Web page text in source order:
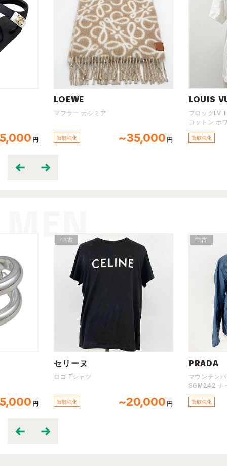
LOUIS VUITTON
フロックLV Tシャツ
買取強化 ~60,000
サンチュ
M9453
買取強化
MEN
~20,000円
中古
マウンテンパーカー
~70,000円